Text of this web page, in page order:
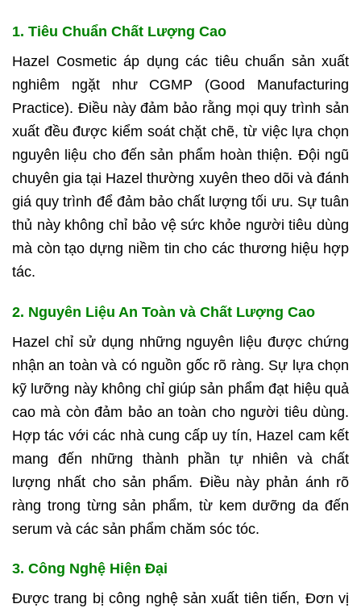
1. Tiêu Chuẩn Chất Lượng Cao
Hazel Cosmetic áp dụng các tiêu chuẩn sản xuất
nghiêm ngặt như CGMP (Good Manufacturing
Practice). Điều này đảm bảo rằng mọi quy trình sản
xuất đều được kiểm soát chặt chẽ, từ việc lựa chọn
nguyên liệu cho đến sản phẩm hoàn thiện. Đội ngũ
chuyên gia tại Hazel thường xuyên theo dõi và đánh
giá quy trình để đảm bảo chất lượng tối ưu. Sự tuân
thủ này không chỉ bảo vệ sức khỏe người tiêu dùng
mà còn tạo dựng niềm tin cho các thương hiệu hợp
tác.
2. Nguyên Liệu An Toàn và Chất Lượng Cao
Hazel chỉ sử dụng những nguyên liệu được chứng
nhận an toàn và có nguồn gốc rõ ràng. Sự lựa chọn
kỹ lưỡng này không chỉ giúp sản phẩm đạt hiệu quả
cao mà còn đảm bảo an toàn cho người tiêu dùng.
Hợp tác với các nhà cung cấp uy tín, Hazel cam kết
mang đến những thành phần tự nhiên và chất
lượng nhất cho sản phẩm. Điều này phản ánh rõ
ràng trong từng sản phẩm, từ kem dưỡng da đến
serum và các sản phẩm chăm sóc tóc.
3. Công Nghệ Hiện Đại
Được trang bị công nghệ sản xuất tiên tiến, Đơn vị